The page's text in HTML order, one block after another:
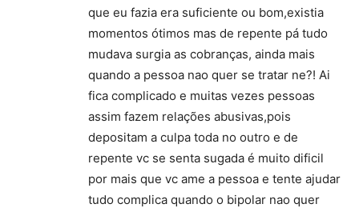
que eu fazia era suficiente ou bom,existia
momentos ótimos mas de repente pá tudo
mudava surgia as cobranças, ainda mais
quando a pessoa nao quer se tratar ne?! Ai
fica complicado e muitas vezes pessoas
assim fazem relações abusivas,pois
depositam a culpa toda no outro e de
repente vc se senta sugada é muito dificil
por mais que vc ame a pessoa e tente ajudar
tudo complica quando o bipolar nao quer